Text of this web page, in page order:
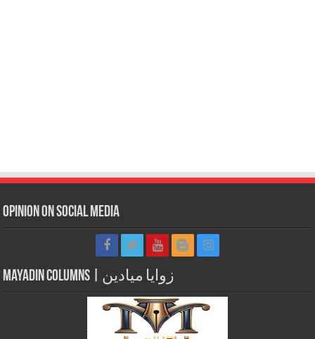
Opinion on Social Media
Mayadin Columns | زوايا ميادين